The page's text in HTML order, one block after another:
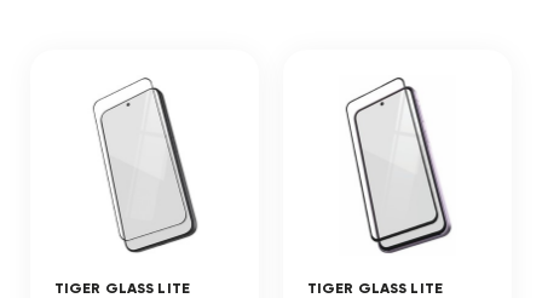
TIGER GLASS LITE
TIGER GLASS LITE